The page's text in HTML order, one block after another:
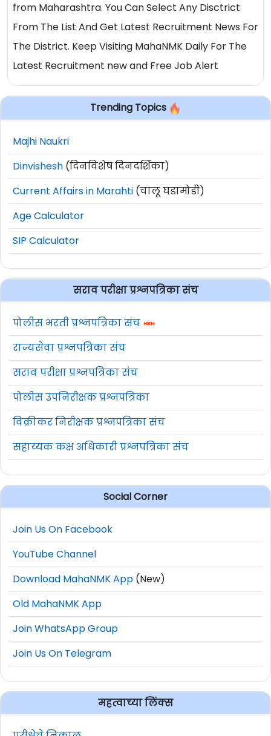
from Maharashtra. You Can Select Any Disctrict
From The List And Get Latest Recruitment News For
The District. Keep Visiting MahaNMK Daily For The
Latest Recruitment new and Free Job Alert
Trending Topics
Majhi Naukri
Dinvishesh (दिनविशेष दिनदर्शिका)
Current Affairs in Marahti (चालू घडामोडी)
Age Calculator
SIP Calculator
सराव परीक्षा प्रश्नपत्रिका संच
पोलीस भरती प्रश्नपत्रिका संच
राज्यसेवा प्रश्नपत्रिका संच
सराव परीक्षा प्रश्नपत्रिका संच
पोलीस उपनिरीक्षक प्रश्नपत्रिका
विक्रीकर निरीक्षक प्रश्नपत्रिका संच
सहाय्यक कक्ष अधिकारी प्रश्नपत्रिका संच
Social Corner
Join Us On Facebook
YouTube Channel
Download MahaNMK App (New)
Old MahaNMK App
Join WhatsApp Group
Join Us On Telegram
महत्वाच्या लिंक्स